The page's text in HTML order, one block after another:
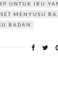
UNTUK IBU
SET MENYUSU
BADAN